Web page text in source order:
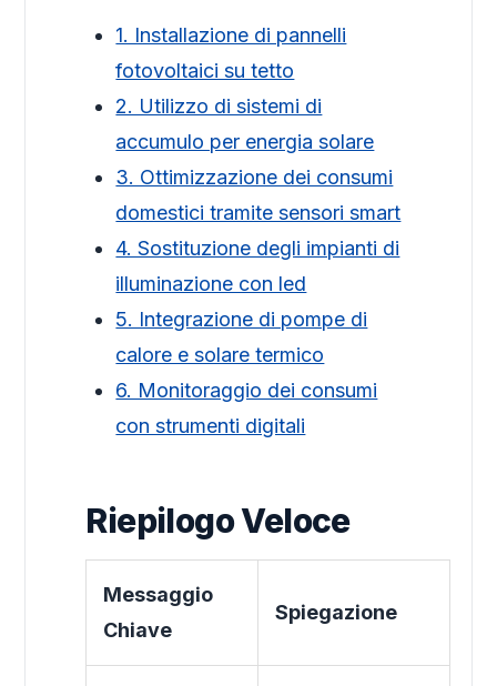
1. Installazione di pannelli
fotovoltaici su tetto
2. Utilizzo di sistemi di
accumulo per energia solare
3. Ottimizzazione dei consumi
domestici tramite sensori smart
4. Sostituzione degli impianti di
illuminazione con led
5. Integrazione di pompe di
calore e solare termico
6. Monitoraggio dei consumi
con strumenti digitali
Riepilogo Veloce
Messaggio
Chiave
Spiegazione